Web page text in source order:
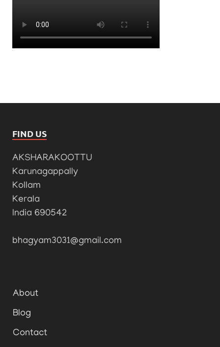
FIND US
AKSHARAKOOTTU
Karunagappally
Kollam
Kerala
India 690542
bhagyam3031@gmail.com
About
Blog
Contact